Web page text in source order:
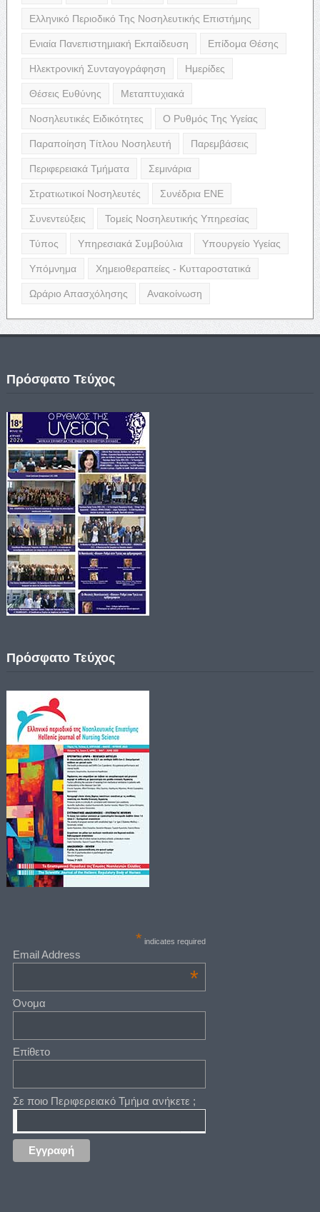
Ελληνικό Περιοδικό Της Νοσηλευτικής Επιστήμης
Ενιαία Πανεπιστημιακή Εκπαίδευση Επίδομα Θέσης
Ηλεκτρονική Συνταγογράφηση Ημερίδες
Θέσεις Ευθύνης Μεταπτυχιακά
Νοσηλευτικές Ειδικότητες Ο Ρυθμός Της Υγείας
Παραποίηση Τίτλου Νοσηλευτή Παρεμβάσεις
Περιφερειακά Τμήματα Σεμινάρια
Στρατιωτικοί Νοσηλευτές Συνέδρια ΕΝΕ
Συνεντεύξεις Τομείς Νοσηλευτικής Υπηρεσίας
Τύπος Υπηρεσιακά Συμβούλια Υπουργείο Υγείας
Υπόμνημα Χημειοθεραπείες - Κυτταροστατικά
Ωράριο Απασχόλησης Ανακοίνωση
Πρόσφατο Τεύχος
Πρόσφατο Τεύχος
* indicates required
Email Address
*
Όνομα
Επίθετο
Σε ποιο Περιφερειακό Τμήμα ανήκετε ;